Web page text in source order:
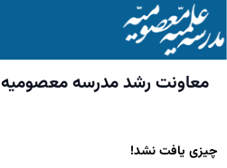
معاونت رشد مدرسه معصومیه
چیزی یافت نشد!